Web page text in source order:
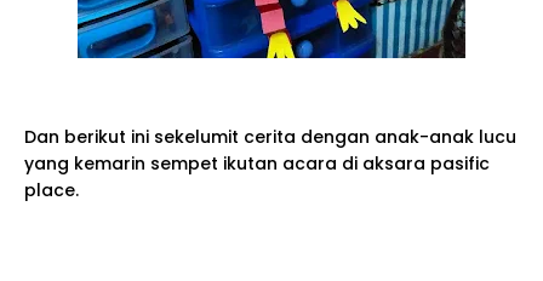
Dan berikut ini sekelumit cerita dengan anak-anak lucu
yang kemarin sempet ikutan acara di aksara pasific
place.